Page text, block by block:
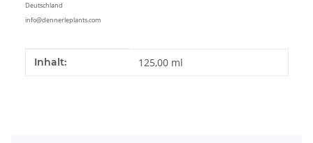
Deutschland
info@dennerleplants.com
Produkteigenschaft
Wert
Inhalt: 125,00 ml